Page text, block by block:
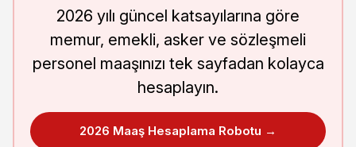
2026 yılı güncel katsayılarına göre
memur, emekli, asker ve sözleşmeli
personel maaşınızı tek sayfadan kolayca
hesaplayın.
2026 Maaş Hesaplama Robotu →